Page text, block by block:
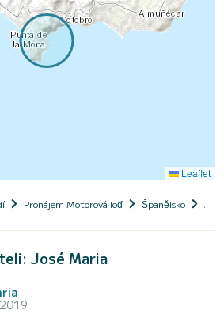
Leaflet
Pronájem Motorová loď Španělsko
José Maria